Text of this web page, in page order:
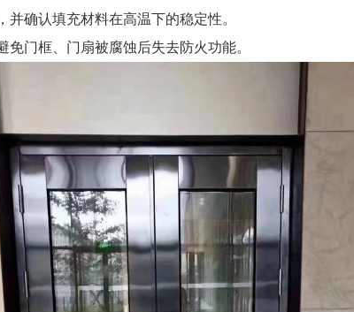
确认填充材料在高温下的稳定性。
门框、门扇被腐蚀后失去防火功能。